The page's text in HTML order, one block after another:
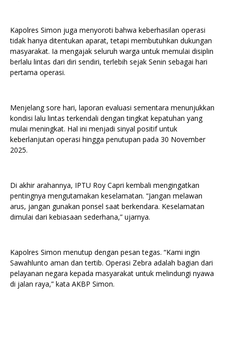
Kapolres Simon juga menyoroti bahwa keberhasilan operasi
tidak hanya ditentukan aparat, tetapi membutuhkan dukungan
masyarakat. Ia mengajak seluruh warga untuk memulai disiplin
berlalu lintas dari diri sendiri, terlebih sejak Senin sebagai hari
pertama operasi.
Menjelang sore hari, laporan evaluasi sementara menunjukkan
kondisi lalu lintas terkendali dengan tingkat kepatuhan yang
mulai meningkat. Hal ini menjadi sinyal positif untuk
keberlanjutan operasi hingga penutupan pada 30 November
2025.
Di akhir arahannya, IPTU Roy Capri kembali mengingatkan
pentingnya mengutamakan keselamatan. “Jangan melawan
arus, jangan gunakan ponsel saat berkendara. Keselamatan
dimulai dari kebiasaan sederhana,” ujarnya.
Kapolres Simon menutup dengan pesan tegas. “Kami ingin
Sawahlunto aman dan tertib. Operasi Zebra adalah bagian dari
pelayanan negara kepada masyarakat untuk melindungi nyawa
di jalan raya,” kata AKBP Simon.